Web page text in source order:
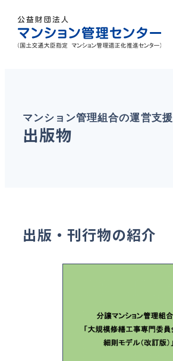
マンション管理組合の運営支援
出版物
出版・刊行物の紹介